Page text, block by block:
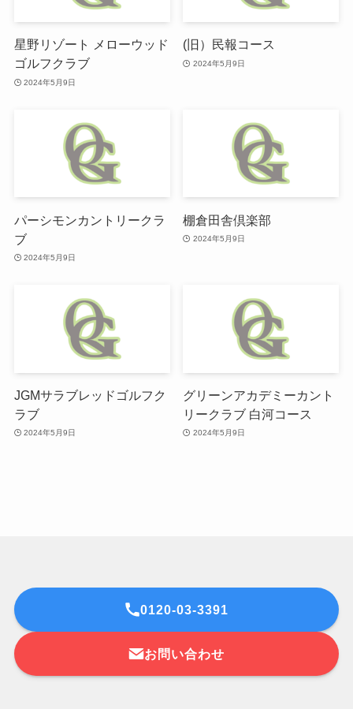
星野リゾート メローウッド
ゴルフクラブ
2024年5月9日
(旧）民報コース
2024年5月9日
パーシモンカントリークラ
ブ
2024年5月9日
棚倉田舎倶楽部
2024年5月9日
JGMサラブレッドゴルフク
ラブ
2024年5月9日
グリーンアカデミーカント
リークラブ 白河コース
2024年5月9日
0120-03-3391
お問い合わせ